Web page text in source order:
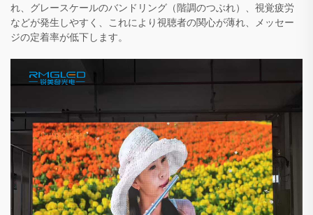
れ、グレースケールのバンドリング（階調のつぶれ）、視覚疲労
などが発生しやすく、これにより視聴者の関心が薄れ、メッセー
ジの定着率が低下します。